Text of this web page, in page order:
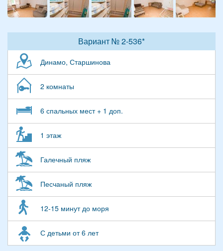
Вариант № 2-536*
Динамо, Старшинова
2 комнаты
6 спальных мест + 1 доп.
1 этаж
Галечный пляж
Песчаный пляж
12-15 минут до моря
С детьми от 6 лет